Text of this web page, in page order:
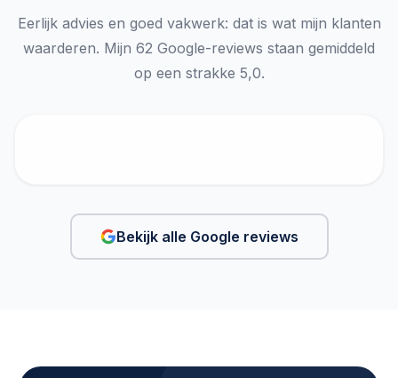
Eerlijk advies en goed vakwerk: dat is wat mijn klanten
waarderen. Mijn 62 Google-reviews staan gemiddeld
op een strakke 5,0.
Bekijk alle Google reviews